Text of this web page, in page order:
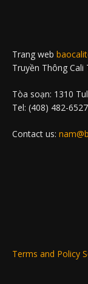
Trang web
Truyền Thông Cali
Tòa soạn: 1310
Tel: (408) 482-
Contact us:
Terms and Policy